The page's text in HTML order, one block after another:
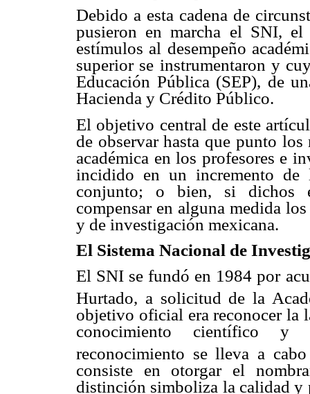
Debido a esta cadena de
pusieron en marcha el SNI,
estímulos al desempeño
superior se instrumentaron y
Educación Pública (SEP), de
Hacienda y Crédito Público.
El objetivo central de este
de observar hasta que punto
académica en los profesores e
incidido en un incremento
conjunto; o bien, si dichos
compensar en alguna medida
y de investigación mexicana.
El Sistema Nacional de
El SNI se fundó en 1984 por
Hurtado, a solicitud de la
objetivo oficial era reconocer la
conocimiento científico y
reconocimiento se lleva a
consiste en otorgar el
distinción simboliza la calidad y